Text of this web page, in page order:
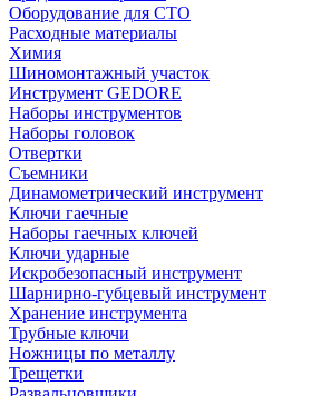
Оборудование для СТО
Расходные материалы
Химия
Шиномонтажный участок
Инструмент GEDORE
Наборы инструментов
Наборы головок
Отвертки
Съемники
Динамометрический инструмент
Ключи гаечные
Наборы гаечных ключей
Ключи ударные
Искробезопасный инструмент
Шарнирно-губцевый инструмент
Хранение инструмента
Трубные ключи
Ножницы по металлу
Трещетки